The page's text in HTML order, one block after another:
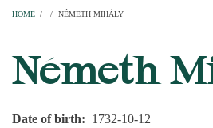
HOME / / NÉMETH MIHÁLY
Németh
Date of birth
1732-10-12